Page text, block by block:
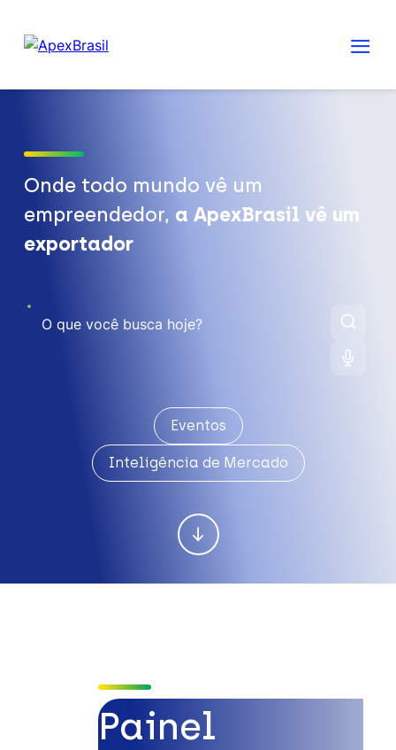
Onde todo mundo vê um
empreendedor, a ApexBrasil vê um
exportador
Eventos
Inteligência de Mercado
Painel